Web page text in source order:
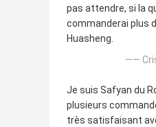
pas attendre, si la
commanderai plus
Huasheng.
——
Je suis Safyan du
plusieurs
très satisfaisant